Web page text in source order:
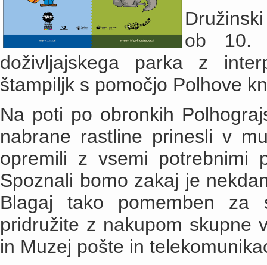
ob 10.
doživljajskega parka z
štampiljk s pomočjo Polhove
Na poti po obronkih
nabrane rastline prinesli v
opremili z vsemi potrebnimi
Spoznali bomo zakaj je
Blagaj tako pomemben za
pridružite z nakupom skupne
in Muzej pošte in